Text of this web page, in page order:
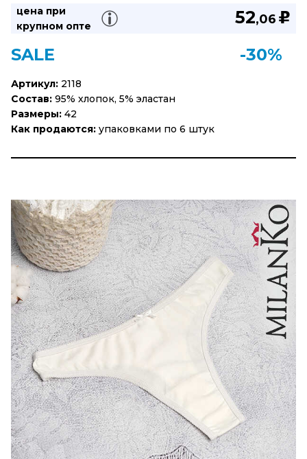
цена при
крупном опте
52,06 u
SALE -30%
Артикул: 2118
Состав: 95% хлопок, 5% эластан
Размеры: 42
Как продаются: упаковками по 6 штук